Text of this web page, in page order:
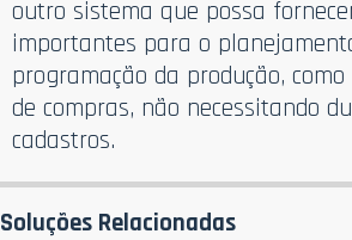
outro sistema que possa
importantes para o
programação da produção,
de compras, não necessitando
cadastros.
Soluções Relacionadas